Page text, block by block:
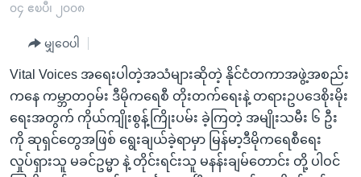
များ
ကြည့်
ပင်မ
အစ္စရေး-ပါလက်စတိုင်း
ရပ်ဝန်းတခု လမ်းတခု အလွန်
အင်္ဂလိပ်စာလေ့လာမယ်
အမေရိကန်သုံးအီဒီယံ
မကြေးမုံရဲ့ အင်္ဂလိပ်စာ
ရုပ်ရှင်ထဲက အင်္ဂလိပ်စာ
အပတ်စဉ်ကဏ္ဍများ
ရေဒီယို
တီဗွီ
ရေဒီယိုနှင့်ရုပ်သံ အချက်အလက်များ
ရေဒီယို/တီဗွီအစီအစဉ်
၀၄ ဧၿပီ၊ ၂၀၀၈
မျှဝေပါ
Vital Voices အရေးပါတဲ့အသံများဆိုတဲ့ နိုင်ငံတကာအဖွဲ့အစည်း
ကနေ ကမ္ဘာတဝှမ်း ဒီမိုကရေစီ တိုးတက်ရေးနဲ့ တရားဥပဒေစိုးမိုး
ရေးအတွက် ကိုယ်ကျိုးစွန့်ကြိုးပမ်း ခဲ့ကြတဲ့ အမျိုးသမီး ၆ ဦး
ကို ဆုရှင်တွေအဖြစ် ရွေးချယ်ခဲ့ရာမှာ မြန်မာ့ဒီမိုကရေစီရေး
လှုပ်ရှားသူ မခင်ဥမ္မာ နဲ့ တိုင်းရင်းသူ မနန်းချမ်တောင်း တို့ ပါဝင်